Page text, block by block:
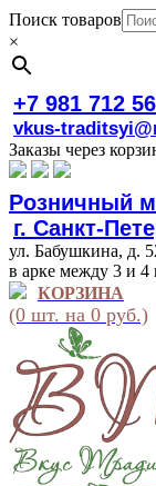
Поиск товаров
×
+7 981 712
vkus-
Заказы через
Розничный
г. Санкт-
ул. Бабушкина, д.
в арке между 3 и
КОРЗИНА
(0 шт. на 0 руб.)